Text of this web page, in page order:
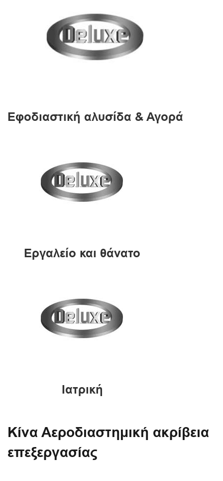
Εφοδιαστική αλυσίδα & Αγορά
Εργαλείο και θάνατο
Ιατρική
Κίνα Αεροδιαστημική ακρίβεια
επεξεργασίας